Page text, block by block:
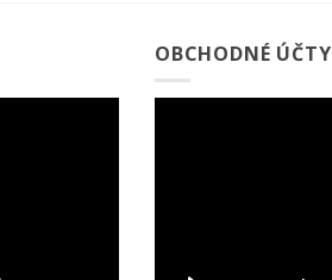
OBCHODNÉ ÚČTY